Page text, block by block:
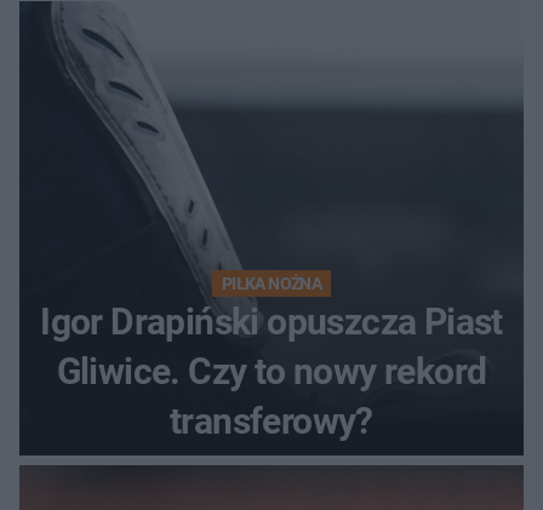
PIŁKA NOŻNA
Igor Drapiński opuszcza Piast
Gliwice. Czy to nowy rekord
transferowy?